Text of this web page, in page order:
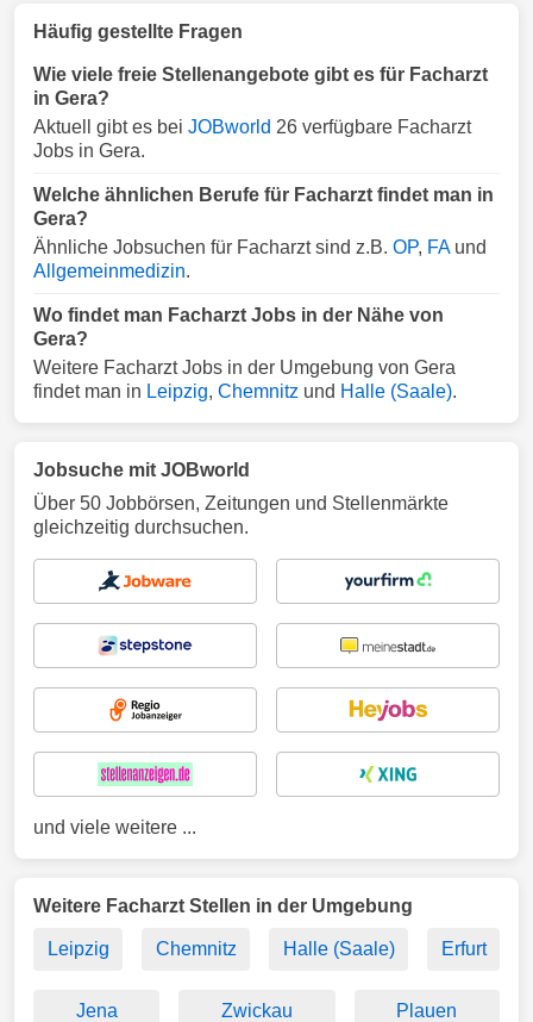
Häufig gestellte Fragen
Wie viele freie Stellenangebote gibt es für Facharzt
in Gera?
Aktuell gibt es bei JOBworld 26 verfügbare Facharzt
Jobs in Gera.
Welche ähnlichen Berufe für Facharzt findet man in
Gera?
Ähnliche Jobsuchen für Facharzt sind z.B. OP, FAund
Allgemeinmedizin.
Wo findet man Facharzt Jobs in der Nähe von
Gera?
Weitere Facharzt Jobs in der Umgebung von Gera
findet man in Leipzig, Chemnitz und Halle (Saale).
Jobsuche mit JOBworld
Über 50 Jobbörsen, Zeitungen und Stellenmärkte
gleichzeitig durchsuchen.
und viele weitere ...
Weitere Facharzt Stellen in der Umgebung
Leipzig Chemnitz Halle (Saale) Erfurt
Jena Zwickau Plauen